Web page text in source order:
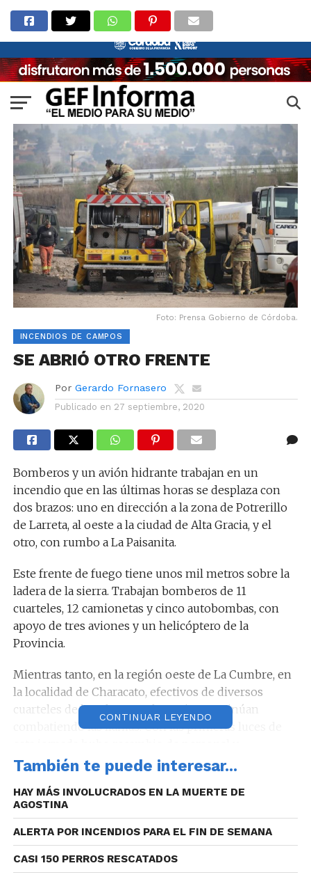
Foto: Prensa Gobierno de Córdoba.
INCENDIOS DE CAMPOS
SE ABRIÓ OTRO FRENTE
Por Gerardo Fornasero
Publicado en 27 septiembre, 2020
Bomberos y un avión hidrante trabajan en un
incendio que en las últimas horas se desplaza con
dos brazos: uno en dirección a la zona de Potrerillo
de Larreta, al oeste a la ciudad de Alta Gracia, y el
otro, con rumbo a La Paisanita.
Este frente de fuego tiene unos mil metros sobre la
ladera de la sierra. Trabajan bomberos de 11
cuarteles, 12 camionetas y cinco autobombas, con
apoyo de tres aviones y un helicóptero de la
Provincia.
Mientras tanto, en la región oeste de La Cumbre, en
la localidad de Characato, efectivos de diversos
cuarteles de bomberos voluntarios continúan
combatiendo las llamas. Con las primeras luces de
reagrupamiento para analizar las distintas
estrategias a utilizar en las próximas horas. En el
sector, se trabaja con apoyo de dos aviones hidrantes
CONTINUAR LEYENDO
También te puede interesar...
HAY MÁS INVOLUCRADOS EN LA MUERTE DE
AGOSTINA
ALERTA POR INCENDIOS PARA EL FIN DE SEMANA
CASI 150 PERROS RESCATADOS